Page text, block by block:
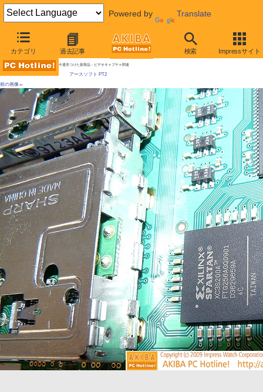
Powered by Translate
カテゴリ 過去記事 検索 Impressサイト
AKIBA PC Hotline! 2009年10月3日号
PT1後継の地デジチューナー「PT2」発売、深夜販売に600人
今週見つけた新製品：ビデオキャプチャ関連
アースソフト PT2
前の画像←